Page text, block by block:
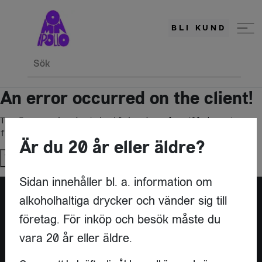
BLI KUND
Sök
An error occurred on the client!
TypeError: c(...).stringify(...).replaceAll is not a
function
Try againÄr du 20 år eller äldre?
Sidan innehåller bl. a. information om
alkoholhaltiga drycker och vänder sig till
företag. För inköp och besök måste du
vara 20 år eller äldre.